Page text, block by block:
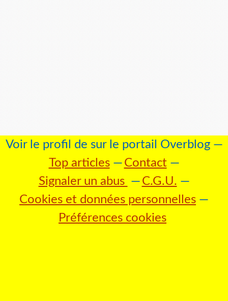
Voir le profil de sur le portail Overblog
Top articles
Contact
Signaler un abus
C.G.U.
Cookies et données personnelles
Préférences cookies